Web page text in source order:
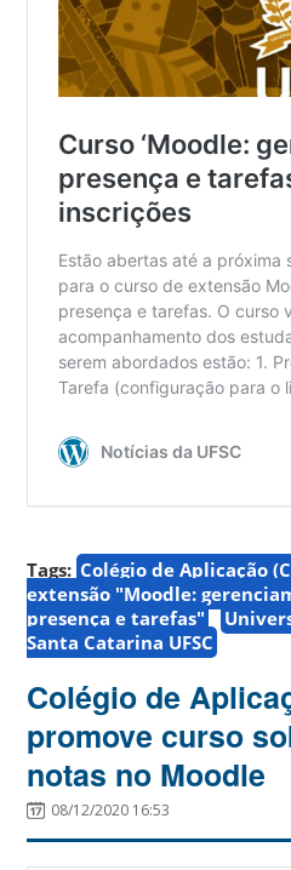
Tags: Colégio de Aplicação
extensão "Moodle:
presença e tarefas"
Santa Catarina UFSC
Colégio de
promove curso
notas no Moodle
08/12/2020 16:53